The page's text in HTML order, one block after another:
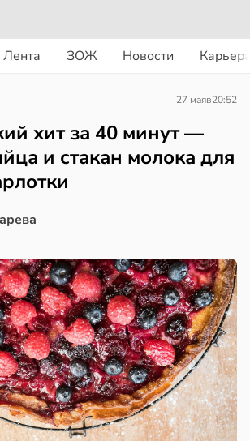
Лента ЗОЖ Новости
27 маяв20:52
хит за 40 минут —
и стакан молока для